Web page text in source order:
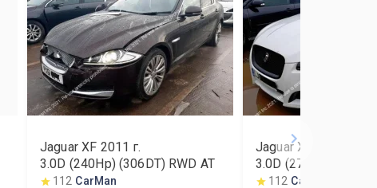
Jaguar XF 2011 г.
3.0D (240Hp) (306DT) RWD AT
112 CarMan
Jaguar XF
3.0D (275Hp)
112 CarMan